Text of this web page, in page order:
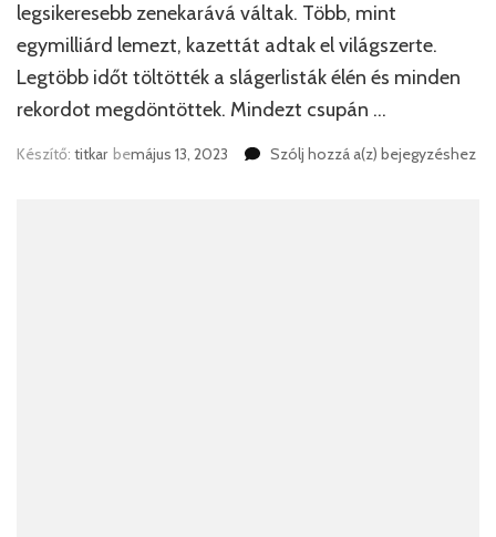
legsikeresebb zenekarává váltak. Több, mint
egymilliárd lemezt, kazettát adtak el világszerte.
Legtöbb időt töltötték a slágerlisták élén és minden
rekordot megdöntöttek. Mindezt csupán …
Készítő: titkar bemájus 13, 2023 Szólj hozzá a(z) Nagy
bejegyzéshez